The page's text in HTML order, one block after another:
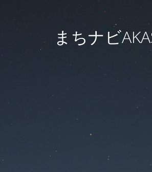
まちナビ